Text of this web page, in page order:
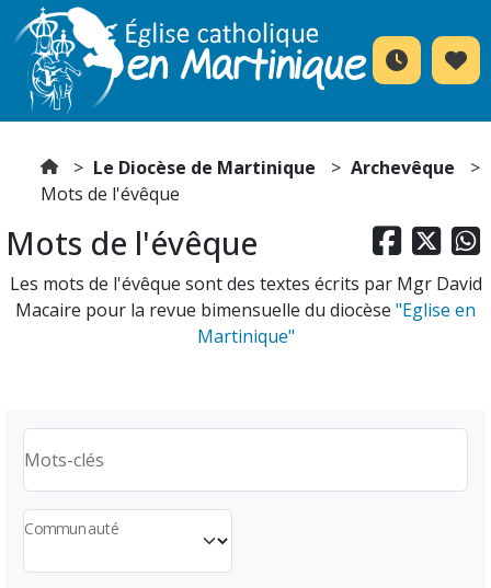
Le Diocèse de Martinique
Archevêque
Mots de l'évêque
  
Mots de l'évêque
Les mots de l'évêque sont des textes écrits par Mgr David
Macaire pour la revue bimensuelle du diocèse "Eglise en
Martinique"
Mots-clés
Communauté